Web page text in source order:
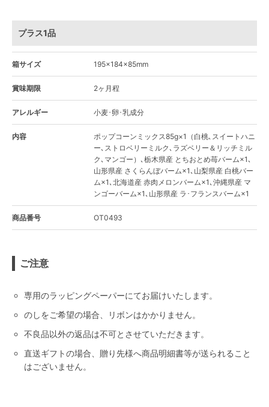
プラス1品
箱サイズ 195×184×85mm
賞味期限 2ヶ月程
アレルギー 小麦･卵･乳成分
内容
ポップコーンミックス85g×1（白桃､スイートハニ
ー､ストロベリーミルク､ラズベリー＆リッチミル
ク､マンゴー）､栃木県産 とちおとめ苺バーム×1､
山形県産 さくらんぼバーム×1､山梨県産 白桃バー
ム×1､北海道産 赤肉メロンバーム×1､沖縄県産 マ
ンゴーバーム×1､山形県産 ラ･フランスバーム×1
商品番号 OT0493
ご注意
専用のラッピングペーパーにてお届けいたします。
のしをご希望の場合、リボンはかかりません。
不良品以外の返品は不可とさせていただきます。
直送ギフトの場合、贈り先様へ商品明細書等が送られること
はございません。